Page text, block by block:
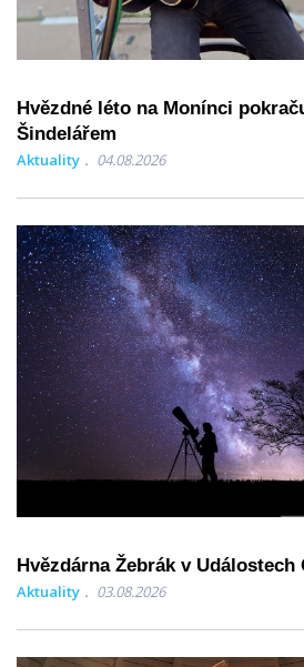
Hvězdné léto na Monínci
Šindelářem
Aktuality 04.08.2026
Hvězdárna Žebrák v Událostech
Aktuality 03.08.2026